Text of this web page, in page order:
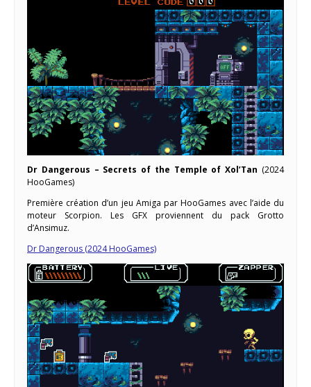
Dr Dangerous – Secrets of the Temple of Xol’Tan (2024
HooGames)
Première création d’un jeu Amiga par HooGames avec l’aide du
moteur Scorpion. Les GFX proviennent du pack Grotto
d’Ansimuz.
Dr Dangerous (2024 HooGames)